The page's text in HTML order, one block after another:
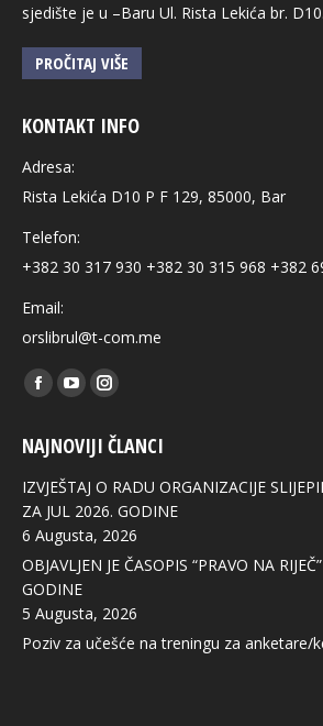
sjedište je u –Baru Ul. Rista Lekića br. D10.
PROČITAJ VIŠE
KONTAKT INFO
Adresa:
Rista Lekića D10 P F 129, 85000, Bar
Telefon:
+382 30 317 930 +382 30 315 968 +382
Email:
orslibrul@t-com.me
Find us on:
Facebook
opens
in
new
window
YouTube
opens
in
new
window
Instagram
opens
in
new
window
NAJNOVIJI ČLANCI
IZVJEŠTAJ O RADU ORGANIZACIJE
ZA JUL 2026. GODINE
6 Augusta, 2026
OBJAVLJEN JE ČASOPIS “PRAVO NA
GODINE
5 Augusta, 2026
Poziv za učešće na treningu za anketare/